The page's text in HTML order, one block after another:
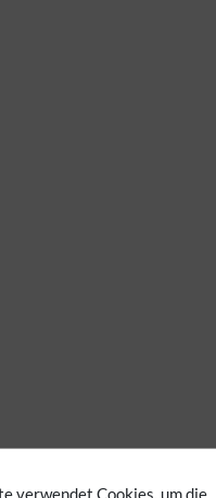
verwendet Cookies, um die